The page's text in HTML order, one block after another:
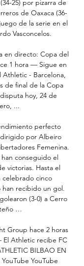
25) por pizarra de
de Oaxaca (36-
de la serie en el
Vasconcelos.
en directo: Copa del
1 hora — Sigue en
Athletic - Barcelona,
de final de la Copa
hoy, 24 de
...
perfecto
por Albeiro
Femenina.
conseguido el
victorias. Hasta el
celebrado cinco
han recibido un gol.
(3-0) a Cerro
…
Group hace 2 horas
Athletic recibe FC
BILBAO EN
YouTube